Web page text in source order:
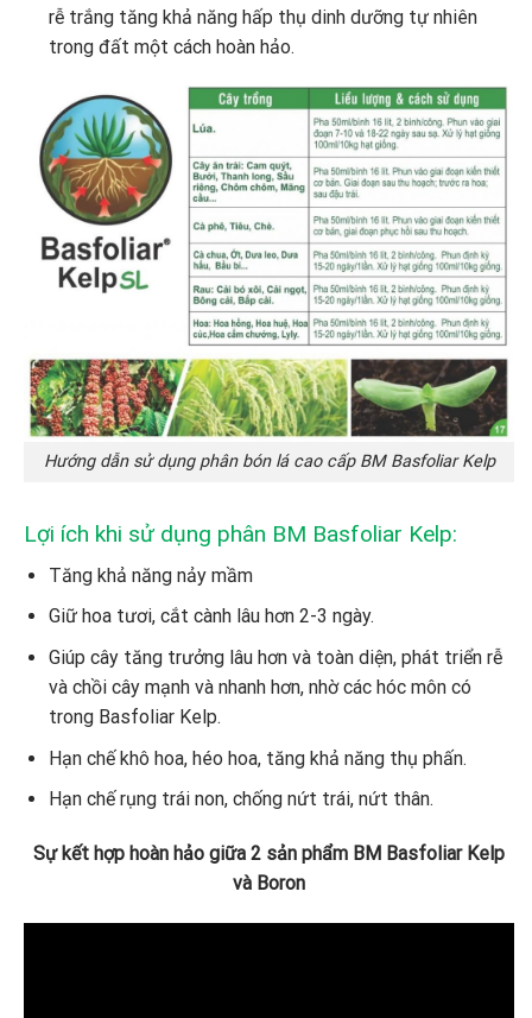
rễ trắng tăng khả năng hấp thụ dinh dưỡng tự nhiên
trong đất một cách hoàn hảo.
Hướng dẫn sử dụng phân bón lá cao cấp BM Basfoliar Kelp
Lợi ích khi sử dụng phân BM Basfoliar Kelp:
Tăng khả năng nảy mầm
Giữ hoa tươi, cắt cành lâu hơn 2-3 ngày.
Giúp cây tăng trưởng lâu hơn và toàn diện, phát triển rễ
và chồi cây mạnh và nhanh hơn, nhờ các hóc môn có
trong Basfoliar Kelp.
Hạn chế khô hoa, héo hoa, tăng khả năng thụ phấn.
Hạn chế rụng trái non, chống nứt trái, nứt thân.
Sự kết hợp hoàn hảo giữa 2 sản phẩm BM Basfoliar Kelp
và Boron